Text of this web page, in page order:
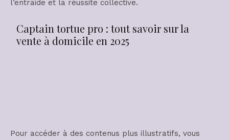
l’entraide et la réussite collective.
Captain tortue pro : tout savoir sur la
vente à domicile en 2025
Pour accéder à des contenus plus illustratifs, vous